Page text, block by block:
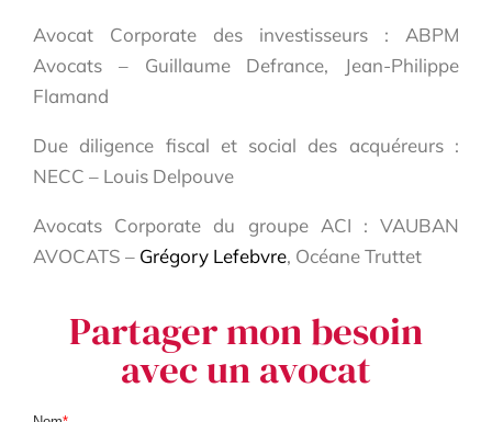
Avocat Corporate des investisseurs : ABPM
Avocats – Guillaume Defrance, Jean-Philippe
Flamand
Due diligence fiscal et social des acquéreurs :
NECC – Louis Delpouve
Avocats Corporate du groupe ACI : VAUBAN
AVOCATS – Grégory Lefebvre, Océane Truttet
Partager mon besoin
avec un avocat